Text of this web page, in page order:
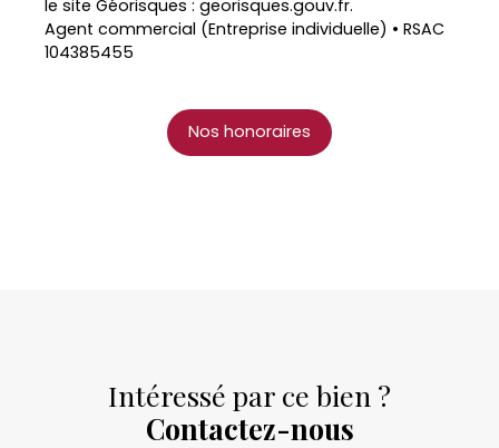
le site Géorisques : georisques.gouv.fr.
Agent commercial (Entreprise individuelle) • RSAC
104385455
Nos honoraires
Intéressé par ce bien ?
Contactez-nous